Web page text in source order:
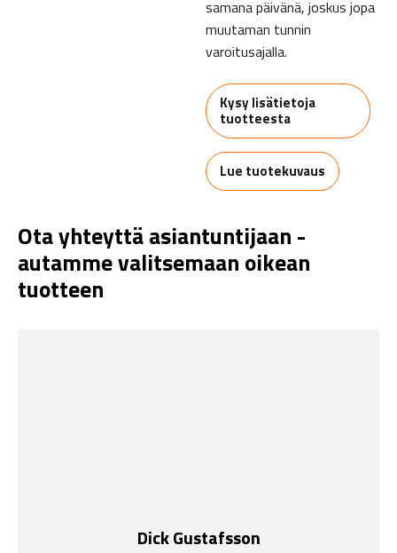
samana päivänä, joskus jopa
muutaman tunnin
varoitusajalla.
Kysy lisätietoja
tuotteesta
Lue tuotekuvaus
Ota yhteyttä asiantuntijaan -
autamme valitsemaan oikean
tuotteen
Dick Gustafsson